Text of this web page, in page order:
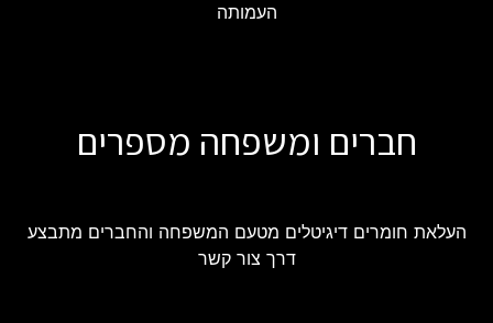
העמותה
חברים ומשפחה מספרים
העלאת חומרים דיגיטלים מטעם המשפחה והחברים מתבצע
דרך צור קשר